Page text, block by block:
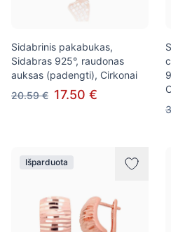
Sidabrinis pakabukas,
Sidabras 925°, raudonas
auksas (padengti), Cirkonai
20.59 € 17.50 €
Išparduota